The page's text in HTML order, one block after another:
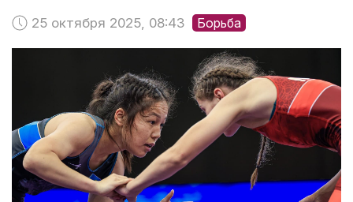
25 октября 2025, 08:43 Борьба